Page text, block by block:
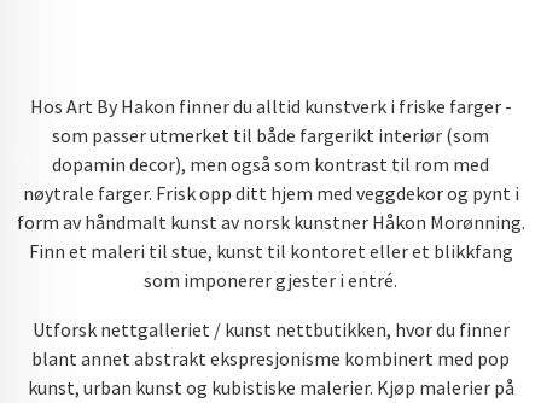
Hos Art By Hakon finner du alltid kunstverk i friske farger -
som passer utmerket til både fargerikt interiør (som
dopamin decor), men også som kontrast til rom med
nøytrale farger. Frisk opp ditt hjem med veggdekor og pynt i
form av håndmalt kunst av norsk kunstner Håkon Morønning.
Finn et maleri til stue, kunst til kontoret eller et blikkfang
som imponerer gjester i entré.
Utforsk nettgalleriet / kunst nettbutikken, hvor du finner
blant annet abstrakt ekspresjonisme kombinert med pop
kunst, urban kunst og kubistiske malerier. Kjøp malerier på